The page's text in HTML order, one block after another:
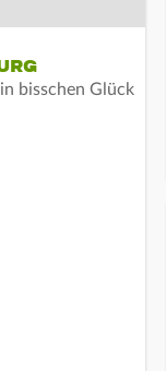
bisschen Glück